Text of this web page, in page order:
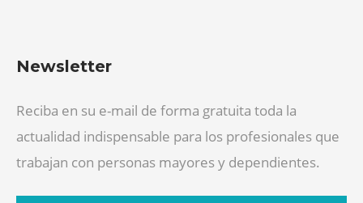
Newsletter
Reciba en su e-mail de forma gratuita toda la
actualidad indispensable para los profesionales que
trabajan con personas mayores y dependientes.